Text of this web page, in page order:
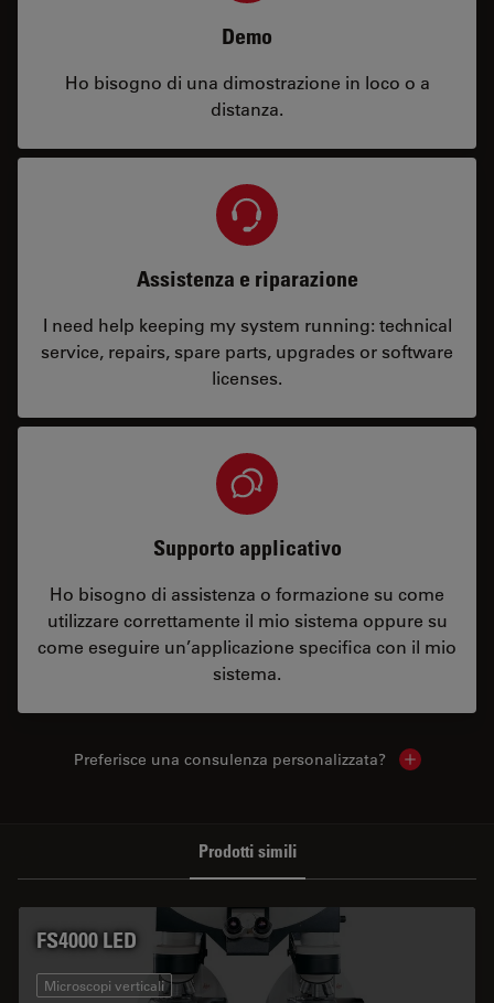
Demo
Ho bisogno di una dimostrazione in loco o a
distanza.
Assistenza e riparazione
I need help keeping my system running: technical
service, repairs, spare parts, upgrades or software
licenses.
Supporto applicativo
Ho bisogno di assistenza o formazione su come
utilizzare correttamente il mio sistema oppure su
come eseguire un’applicazione specifica con il mio
sistema.
Preferisce una consulenza personalizzata? Show local
Prodotti simili
FS4000 LED
Microscopi verticali